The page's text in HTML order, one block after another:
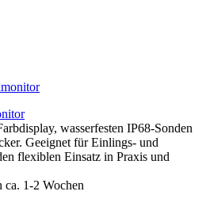
wasserfesten IP68-Sonden
Geeignet für Einlings- und
flexiblen Einsatz in Praxis und
ca. 1-2 Wochen